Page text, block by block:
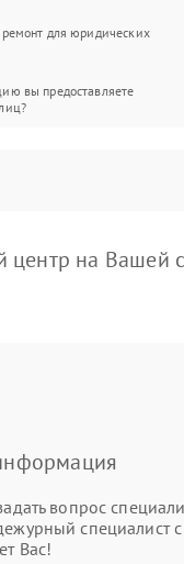
для юридических
вы предоставляете
центр на Вашей
вопрос
специалист
Вас!